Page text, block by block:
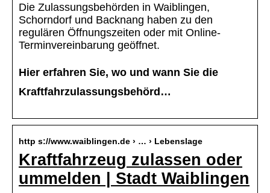
Die Zulassungsbehörden in Waiblingen,
Schorndorf und Backnang haben zu den
regulären Öffnungszeiten oder mit Online-
Terminvereinbarung geöffnet.
Hier erfahren Sie, wo und wann Sie die
Kraftfahrzulassungsbehörd…
http s://www.waiblingen.de › … › Lebenslage
Kraftfahrzeug zulassen oder
ummelden | Stadt Waiblingen